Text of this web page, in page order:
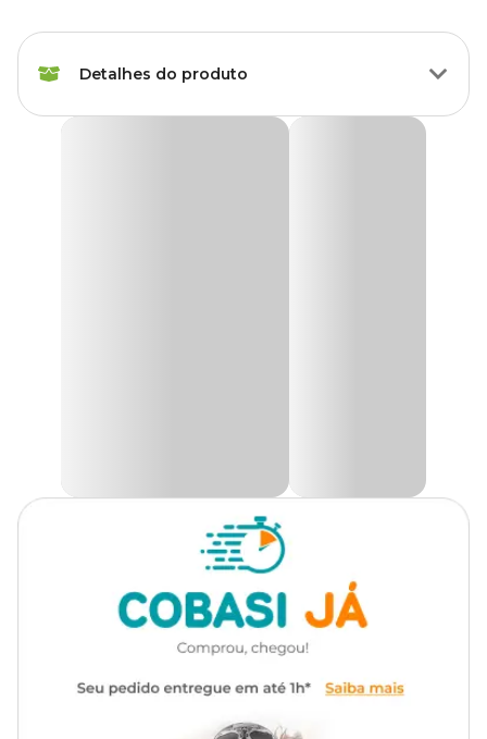
Gênero
Detalhes do produto
Alpiste, sementes (milho, painço vermelho, semilha, girassol,
linhaça entre outros), frutas MADURAS (banana, maça, laranja,
mamão, abacate, pitanga etc.); Corte a fruta ao meio preservando
a casca e coloque-a no comedouro voltada para cima.
Atenção! Os pássaros podem demorar para frequentar a sua casa,
mas assim que começarem continuarão por muito tempo. Então,